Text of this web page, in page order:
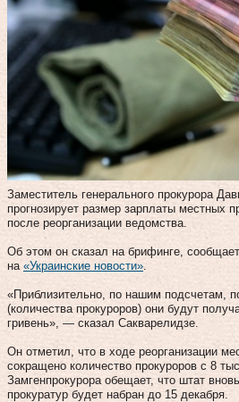
Заместитель генерального прокурора
прогнозирует размер зарплаты местных
после реорганизации ведомства.
Об этом он сказал на брифинге, сообщает
на «Украинские новости».
«Приблизительно, по нашим подсчетам,
(количества прокуроров) они будут
гривень», — сказал Сакварелидзе.
Он отметил, что в ходе реорганизации
сокращено количество прокуроров с 8
Замгенпрокурора обещает, что штат
прокуратур будет набран до 15 декабря.